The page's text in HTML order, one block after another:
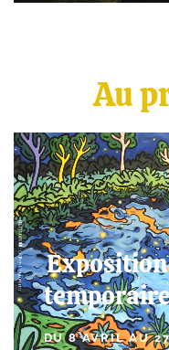
Au
Exposition
DU 8 AVRIL AU